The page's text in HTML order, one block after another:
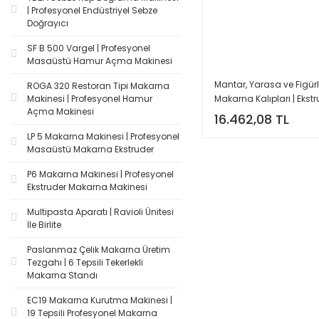
| Profesyonel Endüstriyel Sebze
Doğrayıcı
SF B 500 Vargel | Profesyonel
Masaüstü Hamur Açma Makinesi
ROGA 320 Restoran Tipi Makarna
Makinesi | Profesyonel Hamur
Açma Makinesi
LP 5 Makarna Makinesi | Profesyonel
Masaüstü Makarna Ekstruder
P6 Makarna Makinesi | Profesyonel
Ekstruder Makarna Makinesi
Multipasta Aparatı | Ravioli Ünitesi
İle Birlite
Paslanmaz Çelik Makarna Üretim
Tezgahı | 6 Tepsili Tekerlekli
Makarna Standı
EC19 Makarna Kurutma Makinesi |
19 Tepsili Profesyonel Makarna
Mantar, Yarasa ve
Makarna Kalıpları |
Uyumlu
16.462,08 TL